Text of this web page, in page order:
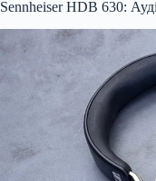
Sennheiser HDB 630: